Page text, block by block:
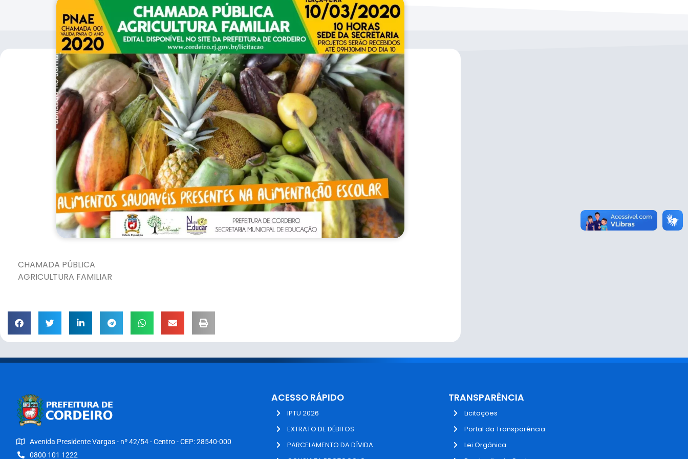
CHAMADA PÚBLICA
AGRICULTURA FAMILIAR
Avenida Presidente Vargas - nº 42/54 - Centro - CEP: 28540-000
0800 101 1222
ACESSO RÁPIDO
IPTU 2026
EXTRATO DE DÉBITOS
PARCELAMENTO DA DÍVIDA
TRANSPARÊNCIA
Licitações
Portal da Transparência
Lei Orgânica